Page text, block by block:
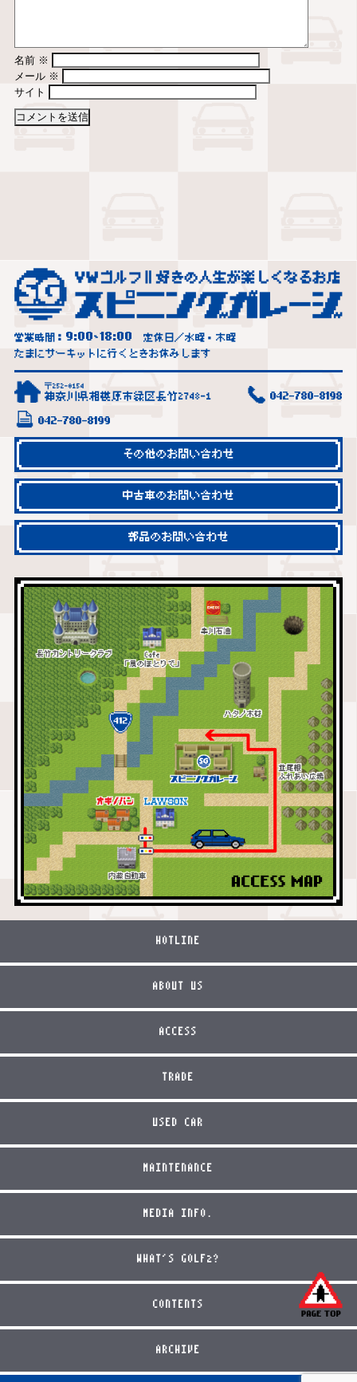
名前 ※
メール ※
サイト
営業時間： 9:00~18:00
定休日／水曜・木曜
たまにサーキットに行くときお休みします
〒252-0154
神奈川県相模原市緑区長竹2748-1 042-780-8198
042-780-8199
その他のお問い合わせ
中古車のお問い合わせ
部品のお問い合わせ
HOTLINE
ABOUT US
ACCESS
TRADE
USED CAR
MAINTENANCE
MEDIA INFO.
WHAT'S GOLF2?
CONTENTS
ARCHIVE